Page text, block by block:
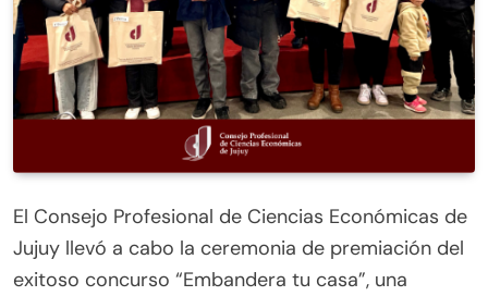
El Consejo Profesional de Ciencias Económicas de
Jujuy llevó a cabo la ceremonia de premiación del
exitoso concurso “Embandera tu casa”, una